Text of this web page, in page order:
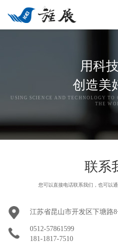
用科
创造美
USING SCIENCE AND TECHNOLOGY TO
THE
联系
您可以直接电话联系我们，也可以
江苏省昆山市开发区下塘路
0512-57861599
181-1817-7510